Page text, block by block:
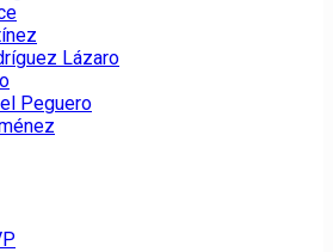
Lázaro
Peguero